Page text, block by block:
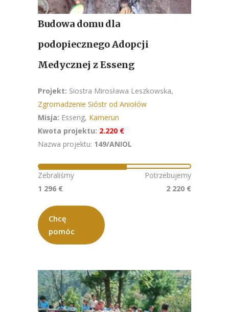
Budowa domu dla
podopiecznego Adopcji
Medycznej z Esseng
Projekt: Siostra Mirosława Leszkowska,
Zgromadzenie Sióstr od Aniołów
Misja: Esseng, Kamerun
Kwota projektu: 2.220 €
Nazwa projektu: 149/ANIOL
Chcę
pomóc
Zebraliśmy
1 296 €
Potrzebujemy
2 220 €